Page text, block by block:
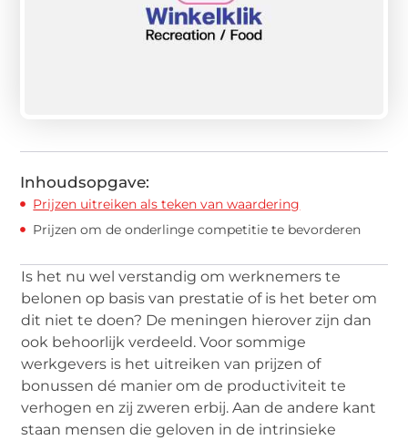
Inhoudsopgave:
Prijzen uitreiken als teken van waardering
Prijzen om de onderlinge competitie te bevorderen
Is het nu wel verstandig om werknemers te
belonen op basis van prestatie of is het beter om
dit niet te doen? De meningen hierover zijn dan
ook behoorlijk verdeeld. Voor sommige
werkgevers is het uitreiken van prijzen of
bonussen dé manier om de productiviteit te
verhogen en zij zweren erbij. Aan de andere kant
staan mensen die geloven in de intrinsieke